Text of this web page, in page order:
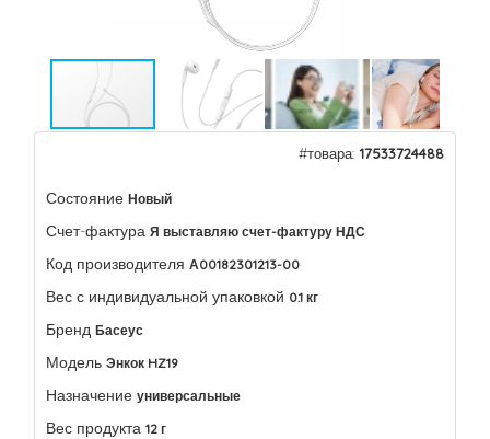
#товара: 17533724488
Состояние Новый
Счет-фактура Я выставляю счет-фактуру НДС
Код производителя А00182301213-00
Вес с индивидуальной упаковкой 0.1 кг
Бренд Басеус
Модель Энкок HZ19
Назначение универсальные
Вес продукта 12 г